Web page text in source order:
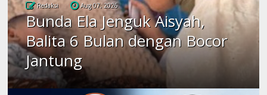
Redaksi Aug 07, 2026
Bunda Ela Jenguk Aisyah,
Balita 6 Bulan dengan Bocor
Jantung